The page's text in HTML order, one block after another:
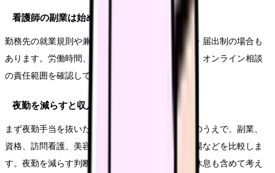
看護師の副業は始めても大丈夫ですか？
勤務先の就業規則や兼業規程によります。許可制・届出制の場合も
あります。労働時間、睡眠、守秘義務、医療安全、オンライン相談
の責任範囲を確認してから始めてください。
夜勤を減らすと収入が落ちるのが不安です。
まず夜勤手当を抜いた年収を出してください。そのうえで、副業、
資格、訪問看護、美容、産業保健、日勤高めの職場などを比較しま
す。夜勤を減らす判断は、収入だけでなく体調と休息も含めて考え